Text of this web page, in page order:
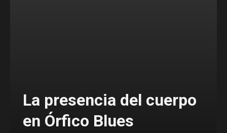
Ballenas, las memorias de
nuestro ser